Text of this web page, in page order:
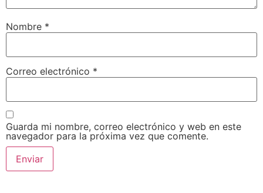
Nombre *
Correo electrónico *
Guarda mi nombre, correo electrónico y web en este
navegador para la próxima vez que comente.